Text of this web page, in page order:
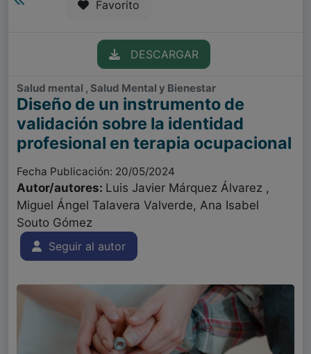
Favorito
DESCARGAR
Salud mental , Salud Mental y Bienestar
Diseño de un instrumento de
validación sobre la identidad
profesional en terapia ocupacional
Fecha Publicación: 20/05/2024
Autor/autores: Luis Javier Márquez Álvarez ,
Miguel Ángel Talavera Valverde, Ana Isabel
Souto Gómez
Seguir al autor